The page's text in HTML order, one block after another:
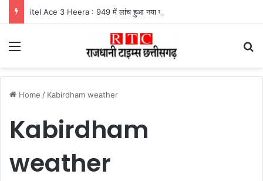
Menu
Home / Kabirdham weather
Kabirdham
weather